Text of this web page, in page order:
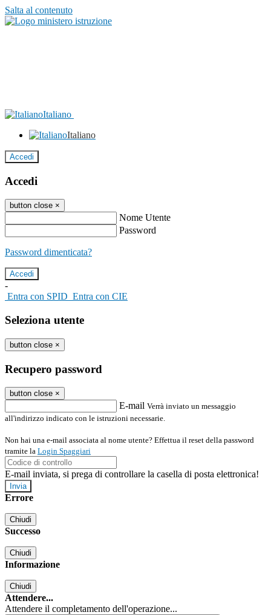
Salta al contenuto
Italiano
Italiano
Accedi
Accedi
button close ×
Nome Utente
Password
Password dimenticata?
-
Entra con SPID Entra con CIE
Seleziona utente
button close ×
Recupero password
button close ×
E-mail Verrà inviato un messaggio
all'indirizzo indicato con le istruzioni necessarie.
Non hai una e-mail associata al nome utente? Effettua il reset della password
tramite la Login Spaggiari
E-mail inviata, si prega di controllare la casella di posta elettronica!
Errore
Chiudi
Successo
Chiudi
Informazione
Chiudi
Attendere...
Attendere il completamento dell'operazione...